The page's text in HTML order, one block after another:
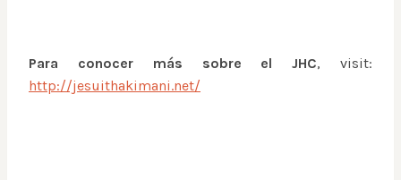
Para conocer más sobre el JHC, visit:
http://jesuithakimani.net/